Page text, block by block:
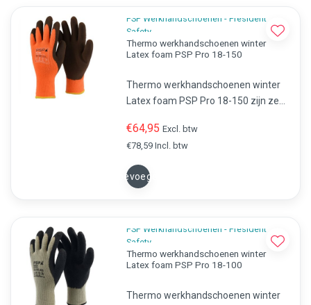
PSP Werkhandschoenen - President
Safety
Thermo werkhandschoenen winter
Latex foam PSP Pro 18-150
Thermo werkhandschoenen winter
Latex foam PSP Pro 18-150 zijn zeer
werkzaamheden. Uitmuntende
goede grip en uitstekend
draagcomfort.
€64,95 Excl. btw
€78,59 Incl. btw
Toevoegen
PSP Werkhandschoenen - President
Safety
Thermo werkhandschoenen winter
Latex foam PSP Pro 18-100
Thermo werkhandschoenen winter